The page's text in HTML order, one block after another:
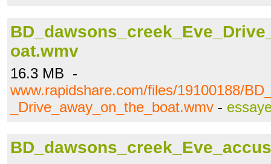
oat.wmv
16.3 MB -
www.rapidshare.com/files/19100188/
_Drive_away_on_the_boat.wmv -